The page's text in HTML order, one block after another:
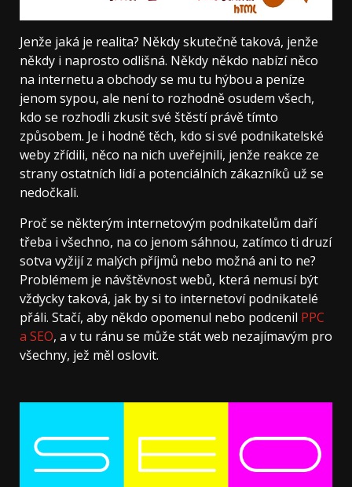
Jenže jaká je realita? Někdy skutečně taková, jenže
někdy i naprosto odlišná. Někdy někdo nabízí něco
na internetu a obchody se mu tu hýbou a peníze
jenom sypou, ale není to rozhodně osudem všech,
kdo se rozhodli zkusit své štěstí právě tímto
způsobem. Je i hodně těch, kdo si své podnikatelské
weby zřídili, něco na nich uveřejnili, jenže reakce ze
strany ostatních lidí a potenciálních zákazníků už se
nedočkali.
Proč se některým internetovým podnikatelům daří
třeba i všechno, na co jenom sáhnou, zatímco ti druzí
sotva vyžijí z malých příjmů nebo možná ani to ne?
Problémem je návštěvnost webů, která nemusí být
vždycky taková, jak by si to internetoví podnikatelé
přáli. Stačí, aby někdo opomenul nebo podcenil PPC
a SEO, a v tu ránu se může stát web nezajímavým pro
všechny, jež měl oslovit.